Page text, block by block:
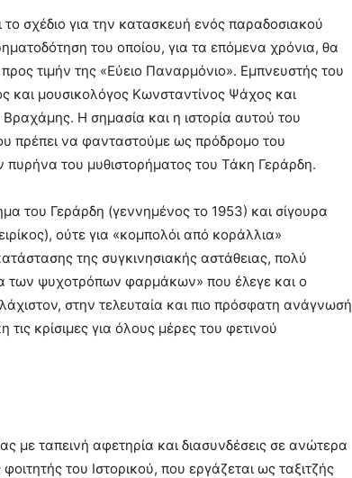
σχέδιο για την κατασκευή ενός παραδοσιακού
του οποίου, για τα επόμενα χρόνια, θα
τιμήν της «Εύειο Παναρμόνιο». Εμπνευστής του
και μουσικολόγος Κωνσταντίνος Ψάχος και
Η σημασία και η ιστορία αυτού του
πρέπει να φανταστούμε ως πρόδρομο του
πυρήνα του μυθιστορήματος του Τάκη Γεράρδη.
του Γεράρδη (γεννημένος το 1953) και σίγουρα
ούτε για «κομπολόι από κοράλλια»
της συγκινησιακής αστάθειας, πολύ
των ψυχοτρόπων φαρμάκων» που έλεγε και ο
στην τελευταία και πιο πρόσφατη ανάγνωσή
κρίσιμες για όλους μέρες του φετινού
με ταπεινή αφετηρία και διασυνδέσεις σε ανώτερα
του Ιστορικού, που εργάζεται ως ταξιτζής